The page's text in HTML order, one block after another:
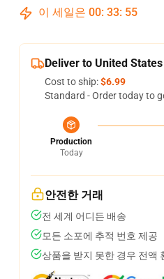
이 세일은 00: 33: 54
Deliver to United States
Cost to ship:$6.99
Standard - Order today to
Production
Today
안전한 거래
전 세계 어디든 배송
모든 소포에 추적 번호 제공
상품을 받지 못한 경우 전액